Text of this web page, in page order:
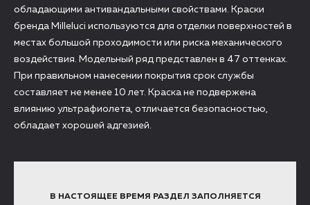
обладающими антивандальными свойствами. Краски
бренда Milleluci используются для отделки поверхностей в
местах большой проходимости или риска механического
воздействия. Модельный ряд представлен в 47 оттенках.
При правильном нанесении покрытия срок службы
составляет не менее 10 лет. Краска не подвержена
влиянию ультрафиолета, отличается безопасностью,
обладает хорошей адгезией.
В НАСТОЯЩЕЕ ВРЕМЯ РАЗДЕЛ ЗАПОЛНЯЕТСЯ